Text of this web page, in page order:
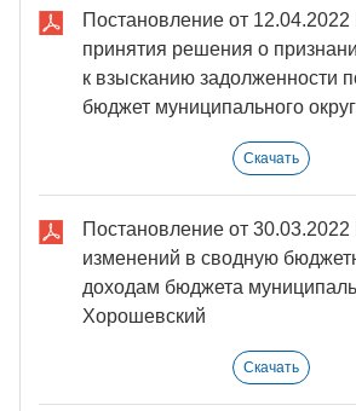
Постановление от
принятия решения о
к взысканию задолженности
бюджет муниципального
Скачать
Постановление от
изменений в сводную
доходам бюджета
Хорошевский
Скачать